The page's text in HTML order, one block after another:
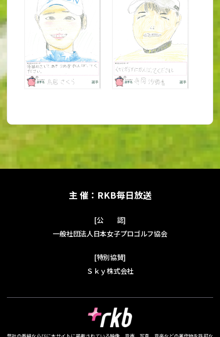
主 催：RKB毎日放送
[公 認]
一般社団法人日本女子プロゴルフ協会
[特別協賛]
Ｓｋｙ株式会社